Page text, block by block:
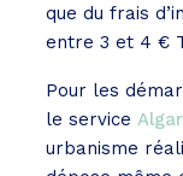
que du frais
entre 3 et 4 €
Pour les
le service Algar
urbanisme